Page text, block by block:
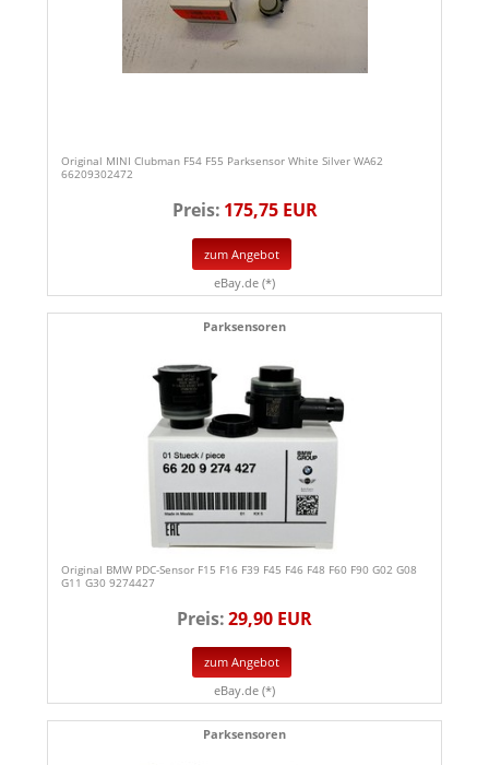
Original MINI Clubman F54 F55 Parksensor White Silver WA62
66209302472
Preis: 175,75 EUR
zum Angebot
eBay.de (*)
Parksensoren
Original BMW PDC-Sensor F15 F16 F39 F45 F46 F48 F60 F90 G02 G08
G11 G30 9274427
Preis:29,90 EUR
zum Angebot
eBay.de (*)
Parksensoren